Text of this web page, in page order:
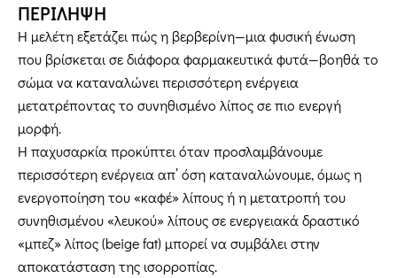
ΠΕΡΙΛΗΨΗ
Η μελέτη εξετάζει πώς η βερβερίνη—μια φυσική ένωση
που βρίσκεται σε διάφορα φαρμακευτικά φυτά—βοηθά το
σώμα να καταναλώνει περισσότερη ενέργεια
μετατρέποντας το συνηθισμένο λίπος σε πιο ενεργή
μορφή.
Η παχυσαρκία προκύπτει όταν προσλαμβάνουμε
περισσότερη ενέργεια απ’ όση καταναλώνουμε, όμως η
ενεργοποίηση του «καφέ» λίπους ή η μετατροπή του
συνηθισμένου «λευκού» λίπους σε ενεργειακά δραστικό
«μπεζ» λίπος (beige fat) μπορεί να συμβάλει στην
αποκατάσταση της ισορροπίας.